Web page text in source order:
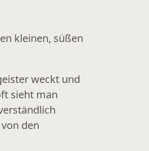
kleinen, süßen
weckt und
sieht man
den